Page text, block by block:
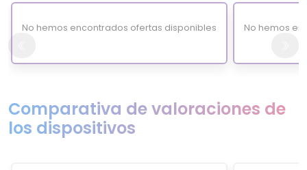
No hemos encontrados ofertas disponibles No hemos
Comparativa de valoraciones de
los dispositivos